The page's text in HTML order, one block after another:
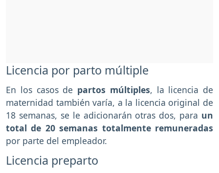
Licencia por parto múltiple
En los casos de partos múltiples, la licencia de
maternidad también varía, a la licencia original de
18 semanas, se le adicionarán otras dos, para un
total de 20 semanas totalmente remuneradas
por parte del empleador.
Licencia preparto